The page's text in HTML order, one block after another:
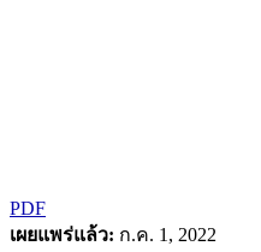
PDF
เผยแพร่แล้ว: ก.ค. 1, 2022